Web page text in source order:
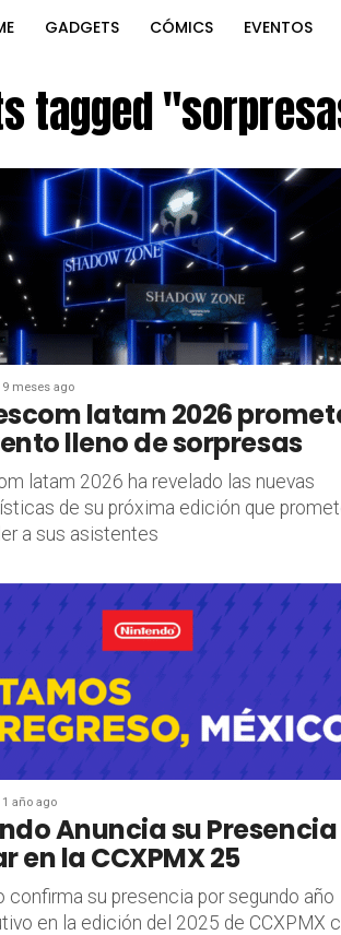
GADGETS CÓMICS EVENTOS
tagged
9 meses ago
latam 2026
lleno de sorpresas
latam 2026 ha revelado las nuevas
de su próxima edición que
a sus asistentes
1 año ago
Anuncia su Presencia
en la CCXPMX 25
confirma su presencia por segundo año
en la edición del 2025 de CCXPMX